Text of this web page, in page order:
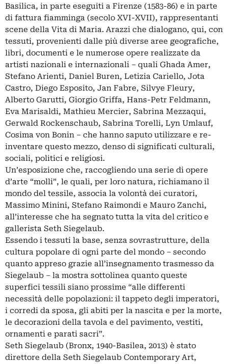
Basilica, in parte eseguiti a Firenze (1583-86) e in parte
di fattura fiamminga (secolo XVI-XVII), rappresentanti
scene della Vita di Maria. Arazzi che dialogano, qui, con
tessuti, provenienti dalle più diverse aree geografiche,
libri, documenti e le numerose opere realizzate da
artisti nazionali e internazionali – quali Ghada Amer,
Stefano Arienti, Daniel Buren, Letizia Cariello, Jota
Castro, Diego Esposito, Jan Fabre, Silvye Fleury,
Alberto Garutti, Giorgio Griffa, Hans-Petr Feldmann,
Eva Marisaldi, Mathieu Mercier, Sabrina Mezzaqui,
Gerwald Rockenschaub, Sabrina Torelli, Lyn Umlauf,
Cosima von Bonin – che hanno saputo utilizzare e re-
inventare questo mezzo, denso di significati culturali,
sociali, politici e religiosi.
Un’esposizione che, raccogliendo una serie di opere
d’arte “molli”, le quali, per loro natura, richiamano il
mondo del tessile, associa la volontà dei curatori,
Massimo Minini, Stefano Raimondi e Mauro Zanchi,
all’interesse che ha segnato tutta la vita del critico e
gallerista Seth Siegelaub.
Essendo i tessuti la base, senza sovrastrutture, della
cultura popolare di ogni parte del mondo – secondo
quanto appreso grazie all’insegnamento trasmesso da
Siegelaub – la mostra sottolinea quanto queste
superfici tessili siano prossime “alle differenti
necessità delle popolazioni: il tappeto degli imperatori,
i corredi da sposa, gli abiti per la nascita e per la morte,
le decorazioni della tavola e del pavimento, vestiti,
ornamenti e parati sacri”.
Seth Siegelaub (Bronx, 1940-Basilea, 2013) è stato
direttore della Seth Siegelaub Contemporary Art,